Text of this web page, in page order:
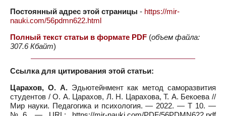
Постоянный адрес этой страницы - https://mir-
nauki.com/56pdmn622.html
Полный текст статьи в формате PDF (объем файла:
307.6 Кбайт)
Ссылка для цитирования этой статьи:
Царахов, О. А.Эдьютейнмент как метод саморазвития
студентов / О. А. Царахов, Л. Н. Царахова, Т. А. Бекоева //
Мир науки. Педагогика и психология. — 2022. — Т 10. —